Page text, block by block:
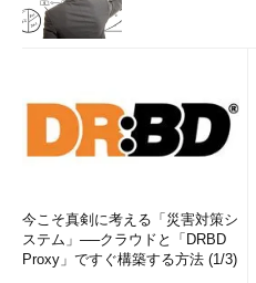
今こそ真剣に考える「災害対策シ
ステム」──クラウドと「DRBD
Proxy」ですぐ構築する方法 (1/3)